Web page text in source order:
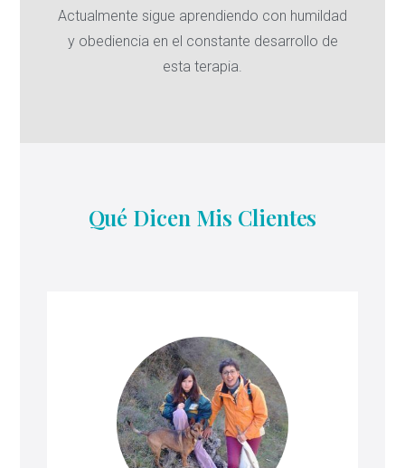
Actualmente sigue aprendiendo con humildad
y obediencia en el constante desarrollo de
esta terapia.
Qué Dicen Mis Clientes